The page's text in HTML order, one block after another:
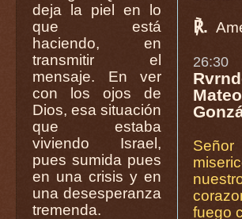
deja la piel en lo
que está
haciendo, en
transmitir el
mensaje. En ver
con los ojos de
Dios, esa situación
que estaba
viviendo Israel,
pues sumida pues
en una crisis y en
una desesperanza
tremenda.
℟.
26:30
fuego